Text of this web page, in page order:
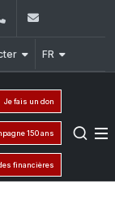
+961 (1) 421 617
FR
Je fais un don
150 ans
financières